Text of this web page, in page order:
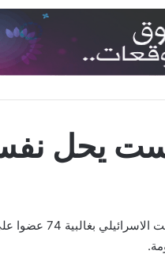
يحل
صوت الكنيست